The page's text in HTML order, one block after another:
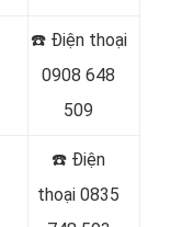
☎️ Điện thoại
0908 648
509
☎️ Điện
thoại 0835